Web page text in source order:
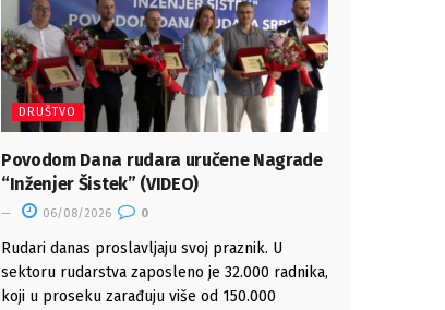
DRUŠTVO
Povodom Dana rudara uručene Nagrade
“Inženjer Šistek” (VIDEO)
06/08/2026 0
Rudari danas proslavljaju svoj praznik. U
sektoru rudarstva zaposleno je 32.000 radnika,
koji u proseku zarađuju više od 150.000